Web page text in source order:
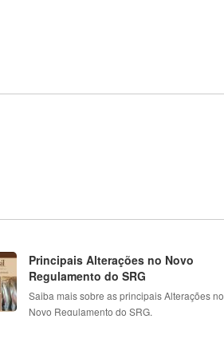
Principais Alterações no Novo
Regulamento do SRG
Saiba mais sobre as principais Alterações no
Novo Regulamento do SRG.